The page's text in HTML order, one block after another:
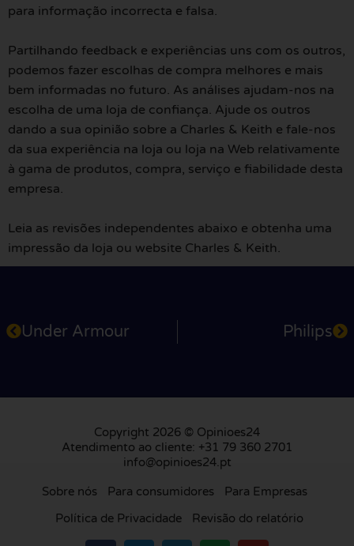
para informação incorrecta e falsa.
Partilhando feedback e experiências uns com os outros,
podemos fazer escolhas de compra melhores e mais
bem informadas no futuro. As análises ajudam-nos na
escolha de uma loja de confiança. Ajude os outros
dando a sua opinião sobre a Charles & Keith e fale-nos
da sua experiência na loja ou loja na Web relativamente
à gama de produtos, compra, serviço e fiabilidade desta
empresa.
Leia as revisões independentes abaixo e obtenha uma
impressão da loja ou website Charles & Keith.
Under Armour Philips
Copyright 2026 © Opinioes24
Atendimento ao cliente: +31 79 360 2701
info@opinioes24.pt
Sobre nós Para consumidores
Para Empresas
Política de Privacidade
Revisão do relatório